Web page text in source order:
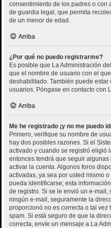
consentimiento de los padres o con
de guardia legal, que permita
de un menor de edad.
Arriba
¿Por qué no puedo registrarme?
Es posible que La Administración
que el nombre de usuario con el
deshabilitado. También puede
usuarios. Póngase en contacto con
Arriba
Me he registrado ¡y no me puedo
Primero, verifique su nombre de
hay dos posibles razones. Si el
activado y cuando se registró eligió
entonces tendrá que seguir
activar la cuenta. Algunos foros
activadas, ya sea por usted mismo
pueda identificarse; esta
de registro. Si se le envió un e-
ningún e-mail, seguramente la
proporcionó no es correcta o tal
spam. Si está seguro de que la
correcta, envíe un mensaje a La